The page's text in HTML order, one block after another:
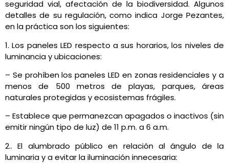
seguridad vial, afectación de la biodiversidad. Algunos
detalles de su regulación, como indica Jorge Pezantes,
en la práctica son los siguientes:
1. Los paneles LED respecto a sus horarios, los niveles de
luminancia y ubicaciones:
– Se prohíben los paneles LED en zonas residenciales y a
menos de 500 metros de playas, parques, áreas
naturales protegidas y ecosistemas frágiles.
– Establece que permanezcan apagados o inactivos (sin
emitir ningún tipo de luz) de 11 p.m. a 6 a.m.
2.. El alumbrado público en relación al ángulo de la
luminaria y a evitar la iluminación innecesaria: